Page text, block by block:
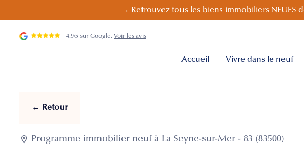
→ Retrouvez tous les biens immobiliers NEUFS
4.9/5 sur Google. Voir les avis
Accueil Vivre dans le neuf
← Retour
 Programme immobilier neuf à La Seyne-sur-Mer - 83 (83500)